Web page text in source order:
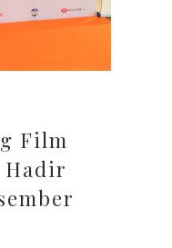
Film
Hadir